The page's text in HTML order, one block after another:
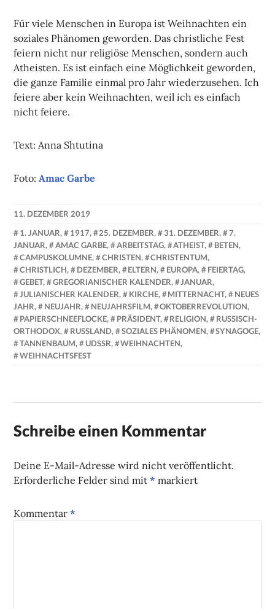
Für viele Menschen in Europa ist Weihnachten ein
soziales Phänomen geworden. Das christliche Fest
feiern nicht nur religiöse Menschen, sondern auch
Atheisten. Es ist einfach eine Möglichkeit geworden,
die ganze Familie einmal pro Jahr wiederzusehen. Ich
feiere aber kein Weihnachten, weil ich es einfach
nicht feiere.
Text: Anna Shtutina
Foto:Amac Garbe
11. DEZEMBER 2019
NADINE
FAUST
1. JANUAR, 1917, 25. DEZEMBER, 31. DEZEMBER,
7.
JANUAR, AMAC GARBE, ARBEITSTAG, ATHEIST, BETEN,
CAMPUSKOLUMNE, CHRISTEN, CHRISTENTUM,
CHRISTLICH, DEZEMBER, ELTERN, EUROPA, FEIERTAG,
GEBET, GREGORIANISCHER KALENDER, JANUAR,
JULIANISCHER KALENDER, KIRCHE, MITTERNACHT,
NEUES
JAHR, NEUJAHR, NEUJAHRSFILM, OKTOBERREVOLUTION,
PAPIERSCHNEEFLOCKE, PRÄSIDENT, RELIGION,
RUSSISCH-
ORTHODOX, RUSSLAND, SOZIALES PHÄNOMEN, SYNAGOGE,
TANNENBAUM, UDSSR, WEIHNACHTEN,
WEIHNACHTSFEST
Schreibe einen Kommentar
Deine E-Mail-Adresse wird nicht veröffentlicht.
Erforderliche Felder sind mit* markiert
Kommentar*